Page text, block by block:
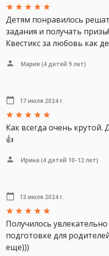
Детям понравилось
задания и получать
Квестикс за любовь как
Мария (4 детей 9 лет)
17 июля 2024 г.
Как всегда очень
👍
Ирина (4 детей 10-12 лет)
13 июля 2024 г.
Получилось
подготовке для
еще)))